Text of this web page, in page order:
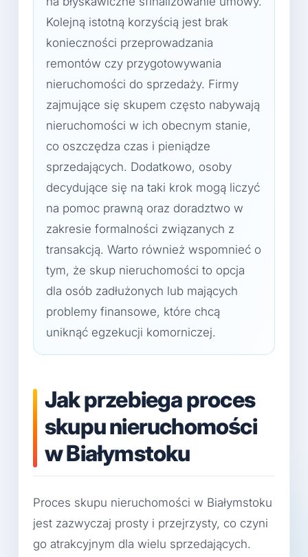
Kolejną istotną korzyścią jest brak
konieczności przeprowadzania
remontów czy przygotowywania
nieruchomości do sprzedaży. Firmy
zajmujące się skupem często nabywają
nieruchomości w ich obecnym stanie,
co oszczędza czas i pieniądze
sprzedających. Dodatkowo, osoby
decydujące się na taki krok mogą liczyć
na pomoc prawną oraz doradztwo w
zakresie formalności związanych z
transakcją. Warto również wspomnieć o
tym, że skup nieruchomości to opcja
dla osób zadłużonych lub mających
problemy finansowe, które chcą
uniknąć egzekucji komorniczej.
Jak przebiega proces
skupu nieruchomości
w Białymstoku
Proces skupu nieruchomości w Białymstoku
jest zazwyczaj prosty i przejrzysty, co czyni
go atrakcyjnym dla wielu sprzedających.